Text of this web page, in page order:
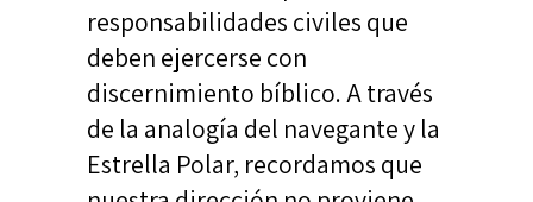
responsabilidades civiles que
deben ejercerse con
discernimiento bíblico. A través
de la analogía del navegante y la
Estrella Polar, recordamos que